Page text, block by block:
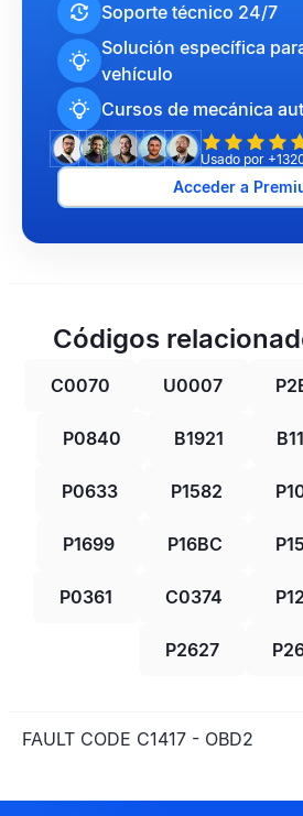
Soporte técnico 24/7
Solución específica
vehículo
Cursos de mecánica
Usado por
Acceder a
Códigos
C0070 U0007
P0840 B1921
P0633 P1582
P1699 P16BC
P0361 C0374
P2627
FAULT CODE C1417 - OBD2